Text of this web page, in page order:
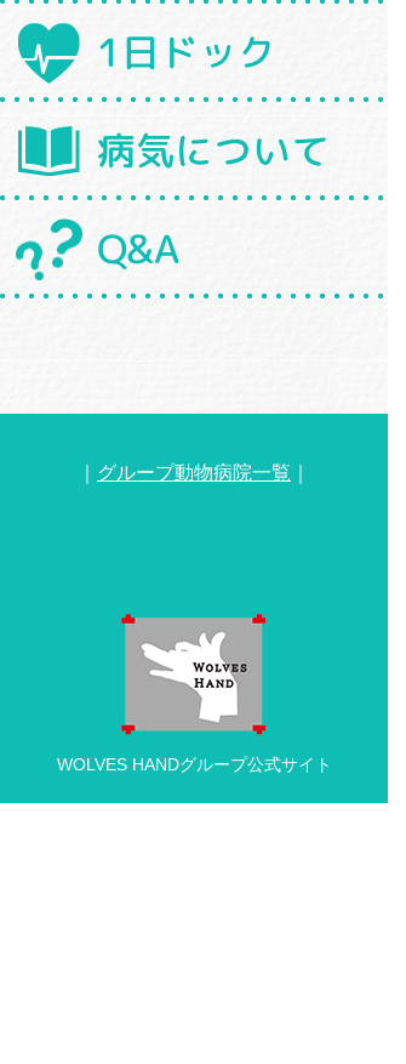
1日ドック
病気について
Q&A
グループ動物病院一覧
WOLVES HANDグループ公式サイト